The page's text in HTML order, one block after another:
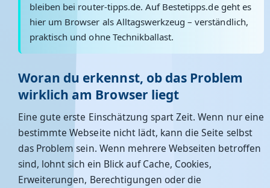
bleiben bei router-tipps.de. Auf Bestetipps.de geht es
hier um Browser als Alltagswerkzeug – verständlich,
praktisch und ohne Technikballast.
Woran du erkennst, ob das Problem
wirklich am Browser liegt
Eine gute erste Einschätzung spart Zeit. Wenn nur eine
bestimmte Webseite nicht lädt, kann die Seite selbst
das Problem sein. Wenn mehrere Webseiten betroffen
sind, lohnt sich ein Blick auf Cache, Cookies,
Erweiterungen, Berechtigungen oder die